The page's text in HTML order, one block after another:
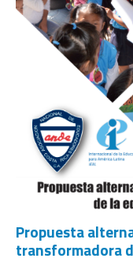
Propuesta
transformadora